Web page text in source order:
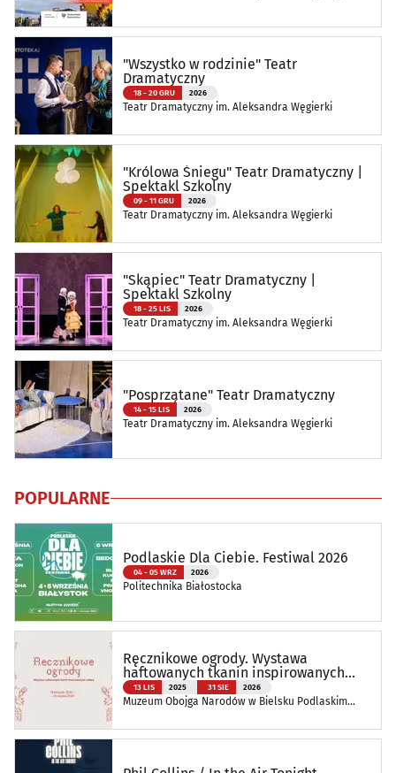
"Wszystko w rodzinie" Teatr
Dramatyczny
18 - 20 GRU 2026
Teatr Dramatyczny im. Aleksandra Węgierki
"Królowa Śniegu" Teatr Dramatyczny |
Spektakl Szkolny
09 - 11 GRU 2026
Teatr Dramatyczny im. Aleksandra Węgierki
"Skąpiec" Teatr Dramatyczny |
Spektakl Szkolny
18 - 25 LIS 2026
Teatr Dramatyczny im. Aleksandra Węgierki
"Posprzątane" Teatr Dramatyczny
14 - 15 LIS 2026
Teatr Dramatyczny im. Aleksandra Węgierki
POPULARNE
Podlaskie Dla Ciebie. Festiwal 2026
04 - 05 WRZ 2026
Politechnika Białostocka
Ręcznikowe ogrody. Wystawa
haftowanych tkanin inspirowanych
naturą
13 LIS 2025 31 SIE 2026
Muzeum Obojga Narodów w Bielsku Podlaskim